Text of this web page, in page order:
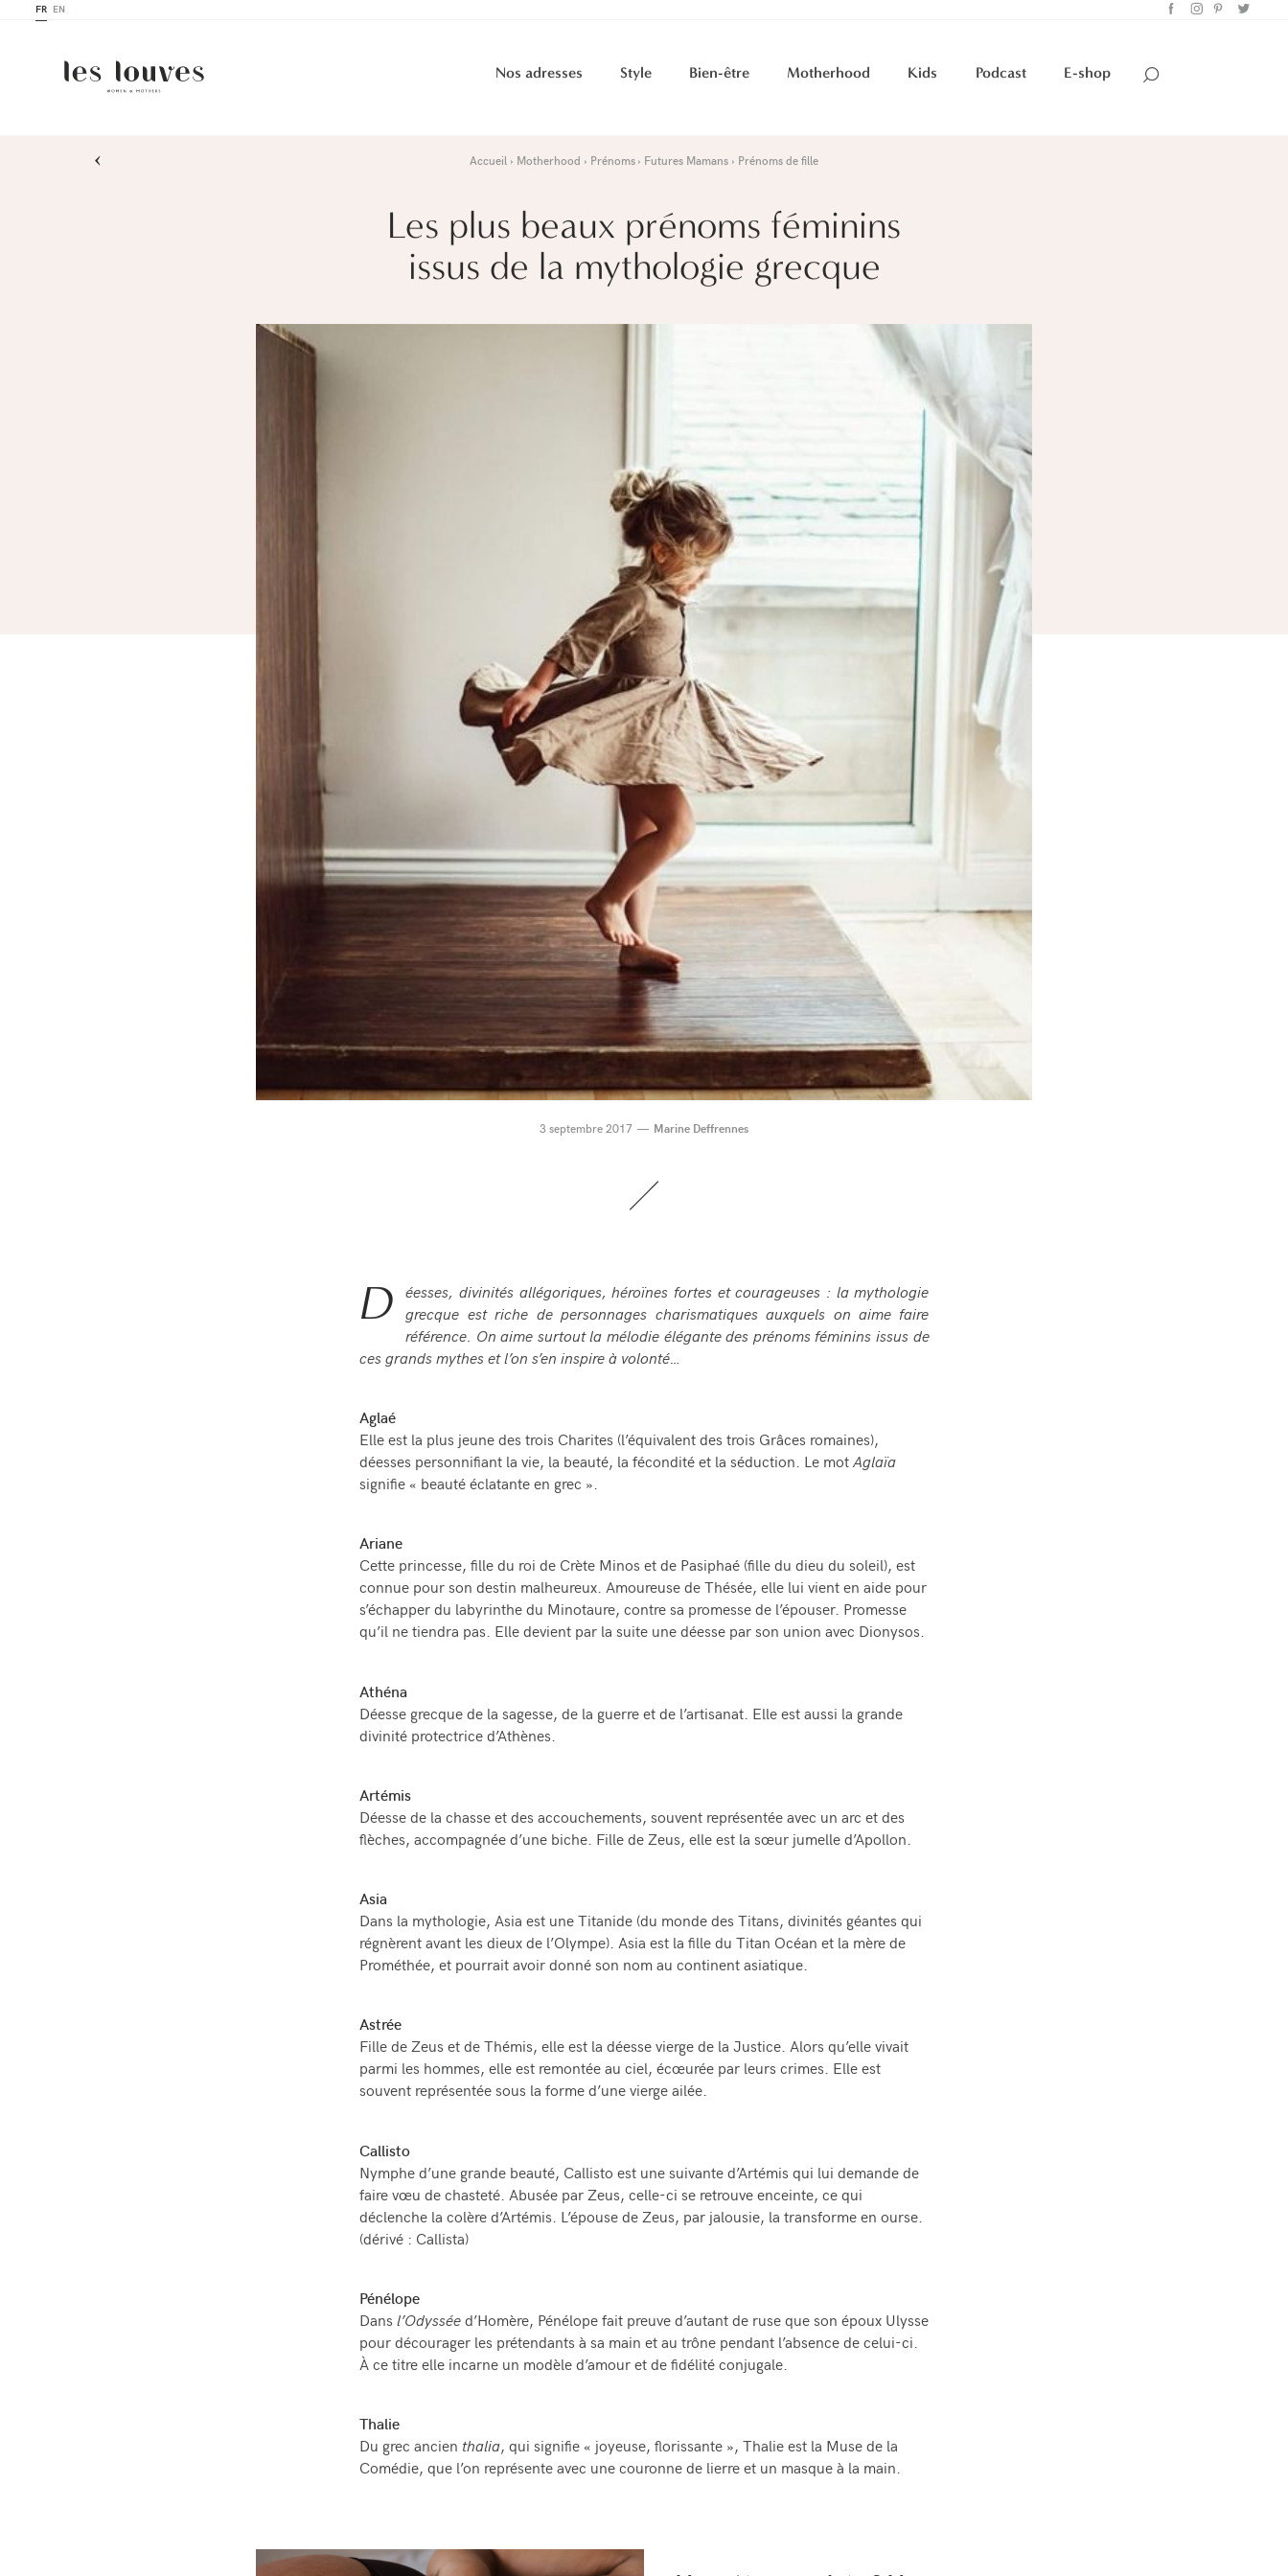
FR EN
Nos adresses Style Bien-être Motherhood Kids Podcast E-shop
› Accueil Motherhood Prénoms Futures Mamans Prénoms de fille
Les plus beaux prénoms féminins
issus de la mythologie grecque
3 septembre 2017 Marine Deffrennes
D
éesses, divinités allégoriques, héroïnes fortes et courageuses : la mythologie
grecque est riche de personnages charismatiques auxquels on aime faire
référence. On aime surtout la mélodie élégante des prénoms féminins issus de
ces grands mythes et l’on s’en inspire à volonté…
Aglaé
Elle est la plus jeune des trois Charites (l’équivalent des trois Grâces romaines),
déesses personnifiant la vie, la beauté, la fécondité et la séduction. Le motAglaïa
signifie « beauté éclatante en grec ».
Ariane
Cette princesse, fille du roi de Crète Minos et de Pasiphaé (fille du dieu du soleil), est
connue pour son destin malheureux. Amoureuse de Thésée, elle lui vient en aide pour
s’échapper du labyrinthe du Minotaure, contre sa promesse de l’épouser. Promesse
qu’il ne tiendra pas. Elle devient par la suite une déesse par son union avec Dionysos.
Athéna
Déesse grecque de la sagesse, de la guerre et de l’artisanat. Elle est aussi la grande
divinité protectrice d’Athènes.
Artémis
Déesse de la chasse et des accouchements, souvent représentée avec un arc et des
flèches, accompagnée d’une biche. Fille de Zeus, elle est la sœur jumelle d’Apollon.
Asia
Dans la mythologie, Asia est une Titanide (du monde des Titans, divinités géantes qui
régnèrent avant les dieux de l’Olympe). Asia est la fille du Titan Océan et la mère de
Prométhée, et pourrait avoir donné son nom au continent asiatique.
Astrée
Fille de Zeus et de Thémis, elle est la déesse vierge de la Justice. Alors qu’elle vivait
parmi les hommes, elle est remontée au ciel, écœurée par leurs crimes. Elle est
souvent représentée sous la forme d’une vierge ailée.
Callisto
Nymphe d’une grande beauté, Callisto est une suivante d’Artémis qui lui demande de
faire vœu de chasteté. Abusée par Zeus, celle-ci se retrouve enceinte, ce qui
déclenche la colère d’Artémis. L’épouse de Zeus, par jalousie, la transforme en ourse.
(dérivé : Callista)
Pénélope
Dans l’Odysséed’Homère, Pénélope fait preuve d’autant de ruse que son époux Ulysse
pour décourager les prétendants à sa main et au trône pendant l’absence de celui-ci.
À ce titre elle incarne un modèle d’amour et de fidélité conjugale.
Thalie
Du grec ancien thalia, qui signifie « joyeuse, florissante », Thalie est la Muse de la
Comédie, que l’on représente avec une couronne de lierre et un masque à la main.